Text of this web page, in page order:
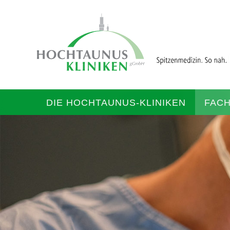
DIE HOCHTAUNUS-KLINIKEN